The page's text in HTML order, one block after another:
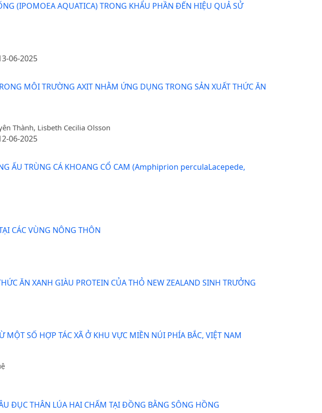
(IPOMOEA AQUATICA) TRONG KHẨU PHẦN ĐẾN HIỆU QUẢ SỬ
06-2025
MÔI TRƯỜNG AXIT NHẰM ỨNG DỤNG TRONG SẢN XUẤT THỨC ĂN
Thành, Lisbeth Cecilia Olsson
06-2025
ẤU TRÙNG CÁ KHOANG CỔ CAM (Amphiprion perculaLacepede,
CÁC VÙNG NÔNG THÔN
ĂN XANH GIÀU PROTEIN CỦA THỎ NEW ZEALAND SINH TRƯỞNG
SỐ HỢP TÁC XÃ Ở KHU VỰC MIỀN NÚI PHÍA BẮC, VIỆT NAM
ĐỤC THÂN LÚA HAI CHẤM TẠI ĐỒNG BẰNG SÔNG HỒNG